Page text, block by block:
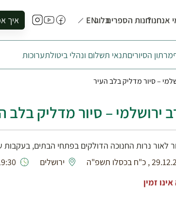
אנחנו?חנות הספריםבלוגEN איך
להזמין
להירשם
להירשם
לתאם
מרתון הסיוריםתנאי תשלום ונהלי ביטולתערוכות
– סיור מדליק בלב העיר
ירושלמי – סיור מדליק בלב
לאור נרות החנוכה הדולקים בפתחי הבתים, בעקבות
כ"ח בכסלו תשפ"ה
ירושלים - 16:30
זמין